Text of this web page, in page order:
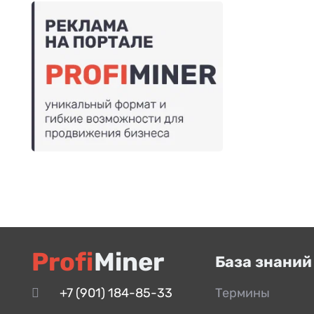
ProfiMiner
+7 (901) 184-85-33
База знаний
Термины